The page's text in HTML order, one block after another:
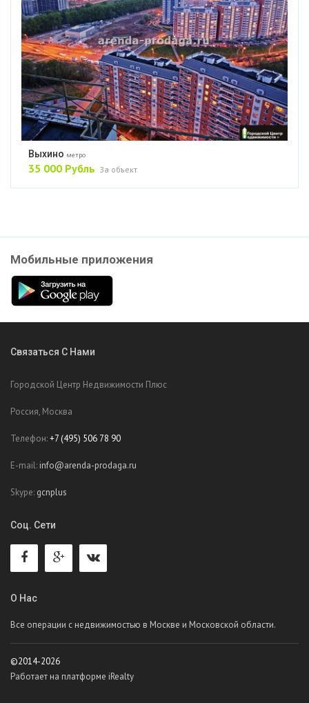
Выхино метро
35 000 Рубль За объект
Мобильные приложения
Связаться С Нами
Городской Центр Недвижимости Плюс
Россия, Москва
Телефон:+7 (495) 506 78 90
E-mail: info@arenda-prodaga.ru
Skype: gcnplus
Соц. Сети
О Нас
Все операции с недвижимостью в Москве и Московской области.
©2014-2026
Работает на платформе iRealty